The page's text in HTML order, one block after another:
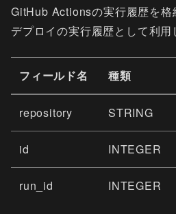
GitHub Actionsの実行履歴を格
デプロイの実行履歴として利用
フィールド名 種類
repository STRING
id INTEGER
run_id INTEGER